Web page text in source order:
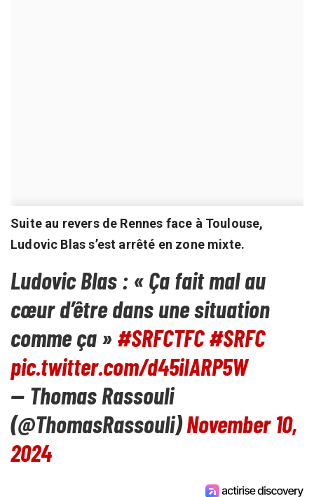
Suite au revers de Rennes face à Toulouse,
Ludovic Blas s’est arrêté en zone mixte.
Ludovic Blas : « Ça fait mal au
cœur d’être dans une situation
comme ça »#SRFCTFC#SRFC
pic.twitter.com/d45iIARP5W
— Thomas Rassouli
(@ThomasRassouli)November 10,
2024